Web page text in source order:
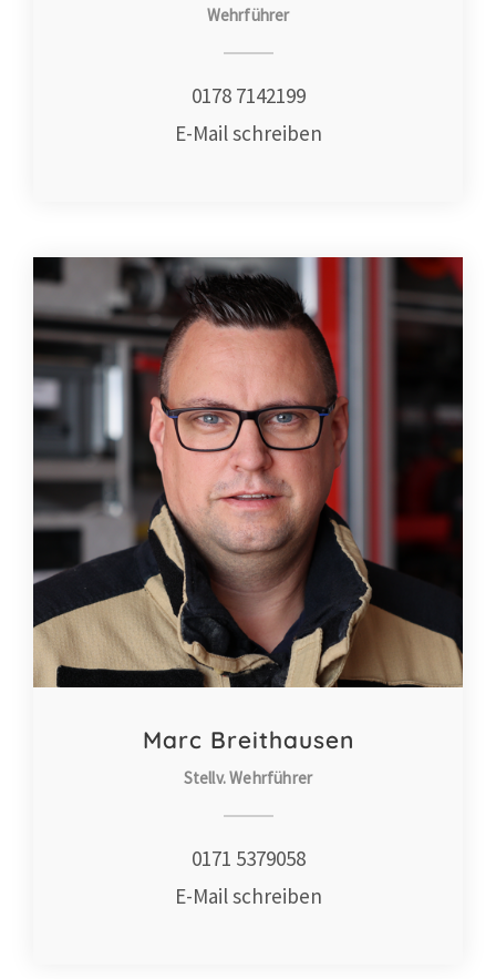
Wehrführer
0178 7142199
E-Mail schreiben
Marc Breithausen
Stellv. Wehrführer
0171 5379058
E-Mail schreiben